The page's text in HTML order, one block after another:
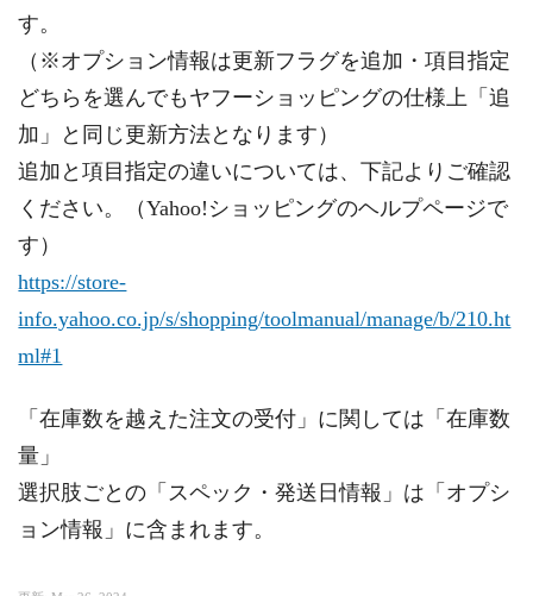
す。
（※オプション情報は更新フラグを追加・項目指定
どちらを選んでもヤフーショッピングの仕様上「追
加」と同じ更新方法となります）
追加と項目指定の違いについては、下記よりご確認
ください。（Yahoo!ショッピングのヘルプページで
す）
https://store-
info.yahoo.co.jp/s/shopping/toolmanual/manage/b/210.ht
ml#1
「在庫数を越えた注文の受付」に関しては「在庫数
量」
選択肢ごとの「スペック・発送日情報」は「オプシ
ョン情報」に含まれます。